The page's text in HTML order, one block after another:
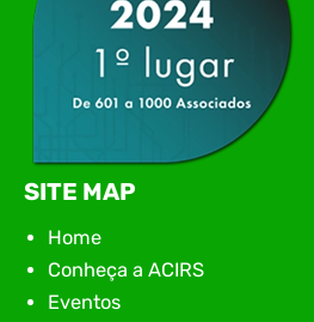
SITE MAP
Home
Conheça a ACIRS
Eventos